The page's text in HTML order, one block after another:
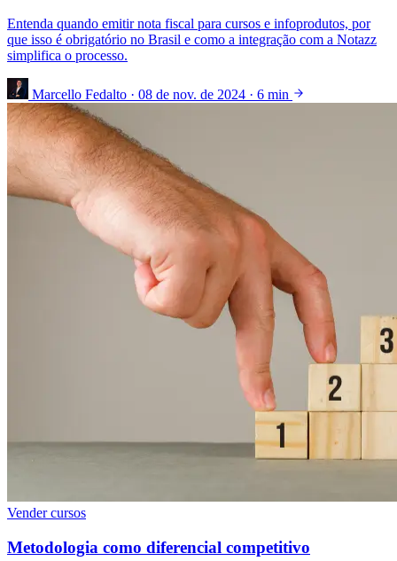
Entenda quando emitir nota fiscal para cursos e infoprodutos, por
que isso é obrigatório no Brasil e como a integração com a Notazz
simplifica o processo.
Marcello Fedalto · 08 de nov. de 2024 · 6 min
Vender cursos
Metodologia como diferencial competitivo